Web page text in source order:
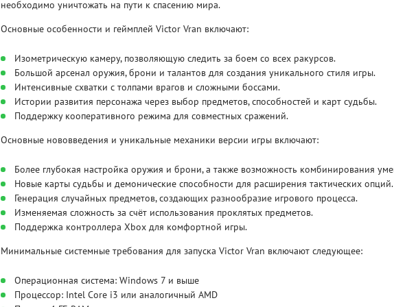
необходимо уничтожать на пути к спасению мира.
Основные особенности и геймплей Victor Vran включают:
Изометрическую камеру, позволяющую следить за боем со всех ракурсов.
Большой арсенал оружия, брони и талантов для создания уникального стиля игры.
Интенсивные схватки с толпами врагов и сложными боссами.
Истории развития персонажа через выбор предметов, способностей и карт судьбы.
Поддержку кооперативного режима для совместных сражений.
Основные нововведения и уникальные механики версии игры включают:
Более глубокая настройка оружия и брони, а также возможность комбинирования
Новые карты судьбы и демонические способности для расширения тактических опций.
Генерация случайных предметов, создающих разнообразие игрового процесса.
Изменяемая сложность за счёт использования проклятых предметов.
Поддержка контроллера Xbox для комфортной игры.
Минимальные системные требования для запуска Victor Vran включают следующее:
Операционная система: Windows 7 и выше
Процессор: Intel Core i3 или аналогичный AMD
Рейтинг
3/ 5.0
SHADOW OF THE ERDTREE